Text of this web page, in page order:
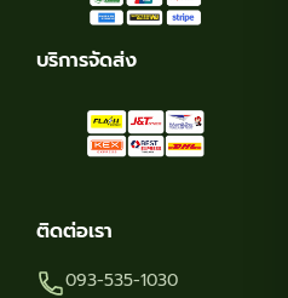
productบริการจัดส่ง
ติดต่อเรา
093-535-1030